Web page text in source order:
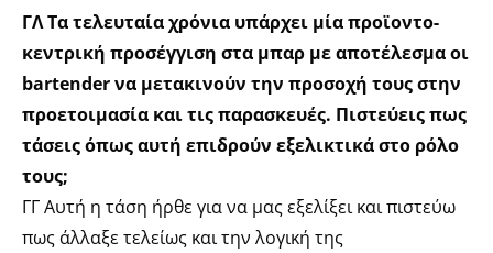
ΓΛ Τα τελευταία χρόνια υπάρχει μία προϊοντο-
κεντρική προσέγγιση στα μπαρ με αποτέλεσμα οι
bartender να μετακινούν την προσοχή τους στην
προετοιμασία και τις παρασκευές. Πιστεύεις πως
τάσεις όπως αυτή επιδρούν εξελικτικά στο ρόλο
τους;
ΓΓ Αυτή η τάση ήρθε για να μας εξελίξει και πιστεύω
πως άλλαξε τελείως και την λογική της